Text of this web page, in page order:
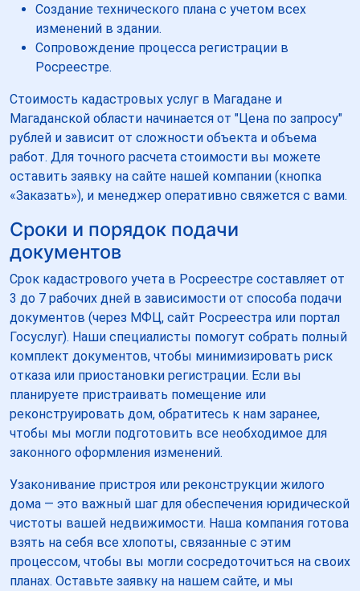
Создание технического плана с учетом всех
изменений в здании.
Сопровождение процесса регистрации в
Росреестре.
Стоимость кадастровых услуг в Магадане и
Магаданской области начинается от "Цена по запросу"
рублей и зависит от сложности объекта и объема
работ. Для точного расчета стоимости вы можете
оставить заявку на сайте нашей компании (кнопка
«Заказать»), и менеджер оперативно свяжется с вами.
Сроки и порядок подачи
документов
Срок кадастрового учета в Росреестре составляет от
3 до 7 рабочих дней в зависимости от способа подачи
документов (через МФЦ, сайт Росреестра или портал
Госуслуг). Наши специалисты помогут собрать полный
комплект документов, чтобы минимизировать риск
отказа или приостановки регистрации. Если вы
планируете пристраивать помещение или
реконструировать дом, обратитесь к нам заранее,
чтобы мы могли подготовить все необходимое для
законного оформления изменений.
Узаконивание пристроя или реконструкции жилого
дома — это важный шаг для обеспечения юридической
чистоты вашей недвижимости. Наша компания готова
взять на себя все хлопоты, связанные с этим
процессом, чтобы вы могли сосредоточиться на своих
планах. Оставьте заявку на нашем сайте, и мы